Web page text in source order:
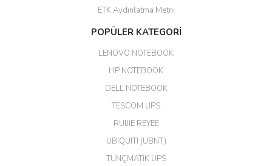
Aldığım ürün kapalı kutu teslim
edildi. Teşekkür ederim.
GÜRKAN KETHÜDAOĞLU |
ETK Aydınlatma Metni
POPÜLER KATEGORİ
LENOVO NOTEBOOK
HP NOTEBOOK
DELL NOTEBOOK
TESCOM UPS
RUIJIE REYEE
UBIQUITI (UBNT)
TUNÇMATİK UPS